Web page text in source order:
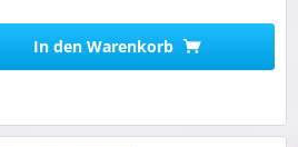
In den Warenkorb